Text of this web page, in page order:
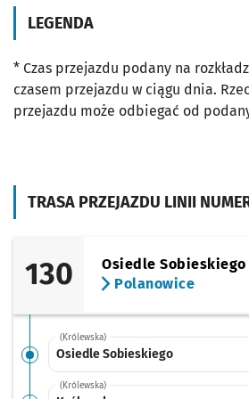
TRASA PRZEJAZDU LINII
130
Osiedle Sobieskiego
Polanowice
(Królewska)
Osiedle Sobieskiego
(Królewska)
LEGENDA
* Czas przejazdu podany na
czasem przejazdu w ciągu dnia.
przejazdu może odbiegać od